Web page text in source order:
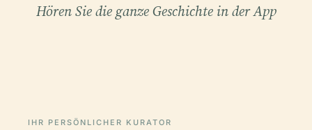
Hören Sie die ganze Geschichte in der App
IHR PERSÖNLICHER KURATOR